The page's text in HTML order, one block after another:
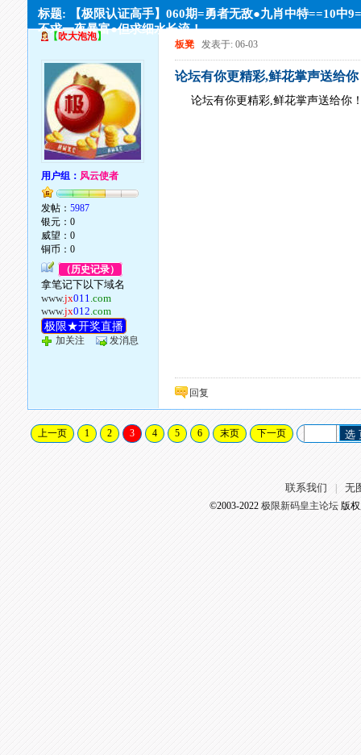
标题: 【极限认证高手】060期=勇者无敌●九肖中特==10中
不求一夜暴富●但求细水长流！
【 吹大泡泡】
用户组： 风云使者
发帖：5987
银元：0
威望：0
铜币：0
（历史记录）
拿笔记下以下域名
www.jx011.com
www.jx012.com
极限★开奖直播
加关注 发消息
板凳 发表于: 06-03
论坛有你更精彩,鲜花掌声送给
论坛有你更精彩,鲜花掌声送给你
回复
上一页 1 2 3 4 5 6 末页 下一页 选
联系我们 无
©2003-2022 极限新码皇主论坛版权